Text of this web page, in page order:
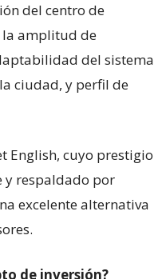
del centro de
la amplitud de
del sistema
ciudad, y perfil de
English, cuyo prestigio
y respaldado por
excelente alternativa
de inversión?